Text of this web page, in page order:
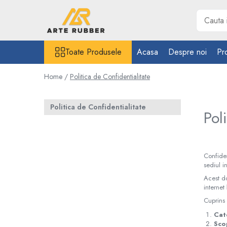
Toate Produsele
Etansare piston hidraulic
Profile din cauciuc
Toate Produsele Acasa Despre noi
Home / Politica de Confidentialitate
sediul
Acest
Cuprins
Politica de Confidentialitate